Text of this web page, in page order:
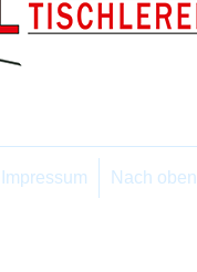
Impressum Nach oben